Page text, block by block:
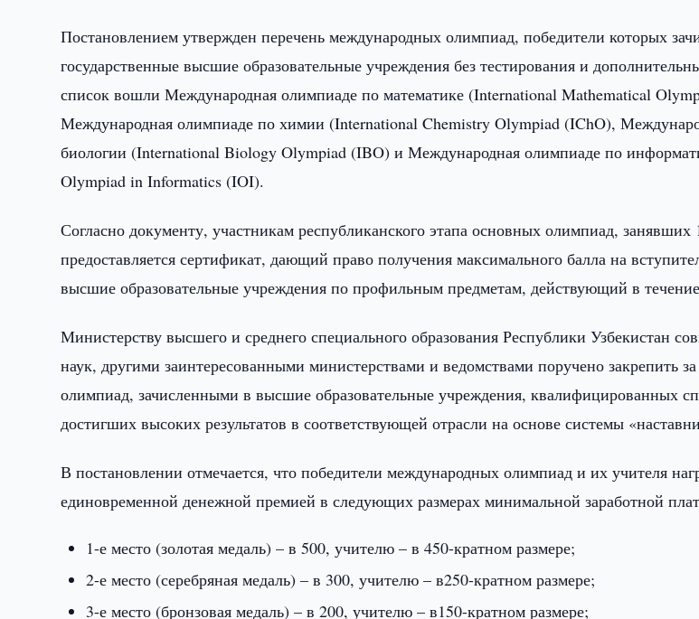
Постановлением утвержден перечень международных олимпиад, победители которых
государственные высшие образовательные учреждения без тестирования и
список вошли Международная олимпиаде по математике (International Mathematical
Международная олимпиаде по химии (International Chemistry Olympiad (IChO),
биологии (International Biology Olympiad (IBO) и Международная олимпиаде по
Olympiad in Informatics (IOI).
Согласно документу, участникам республиканского этапа основных олимпиад, занявших
предоставляется сертификат, дающий право получения максимального балла на
высшие образовательные учреждения по профильным предметам, действующий в течение
Министерству высшего и среднего специального образования Республики Узбекистан
наук, другими заинтересованными министерствами и ведомствами поручено закрепить
олимпиад, зачисленными в высшие образовательные учреждения, квалифицированных
достигших высоких результатов в соответствующей отрасли на основе системы
В постановлении отмечается, что победители международных олимпиад и их учителя
единовременной денежной премией в следующих размерах минимальной заработной
1-е место (золотая медаль) – в 500, учителю – в 450-кратном размере;
2-е место (серебряная медаль) – в 300, учителю – в250-кратном размере;
3-е место (бронзовая медаль) – в 200, учителю – в150-кратном размере;